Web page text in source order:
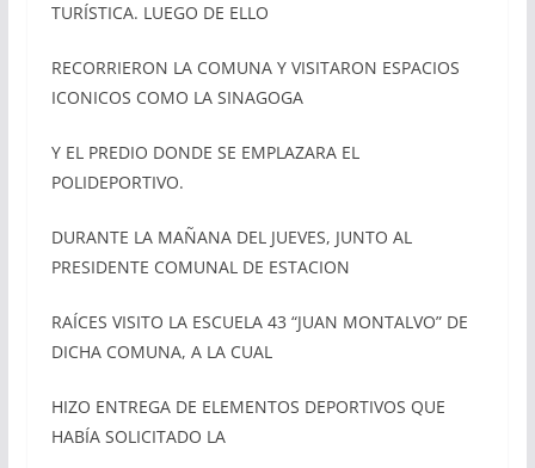
TURÍSTICA. LUEGO DE ELLO
RECORRIERON LA COMUNA Y VISITARON ESPACIOS
ICONICOS COMO LA SINAGOGA
Y EL PREDIO DONDE SE EMPLAZARA EL
POLIDEPORTIVO.
DURANTE LA MAÑANA DEL JUEVES, JUNTO AL
PRESIDENTE COMUNAL DE ESTACION
RAÍCES VISITO LA ESCUELA 43 “JUAN MONTALVO” DE
DICHA COMUNA, A LA CUAL
HIZO ENTREGA DE ELEMENTOS DEPORTIVOS QUE
HABÍA SOLICITADO LA